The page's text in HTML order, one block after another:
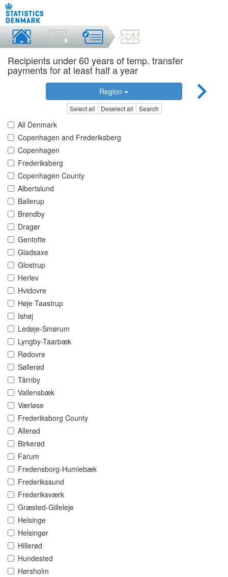
Recipients under 60 years of temp. transfer
payments for at least half a year
Region
Select all Deselect all Search
All Denmark
Copenhagen and Frederiksberg
Copenhagen
Frederiksberg
Copenhagen County
Albertslund
Ballerup
Brøndby
Dragør
Gentofte
Gladsaxe
Glostrup
Herlev
Hvidovre
Høje Taastrup
Ishøj
Ledøje-Smørum
Lyngby-Taarbæk
Rødovre
Søllerød
Tårnby
Vallensbæk
Værløse
Frederiksborg County
Allerød
Birkerød
Farum
Fredensborg-Humlebæk
Frederikssund
Frederiksværk
Græsted-Gilleleje
Helsinge
Helsingør
Hillerød
Hundested
Hørsholm